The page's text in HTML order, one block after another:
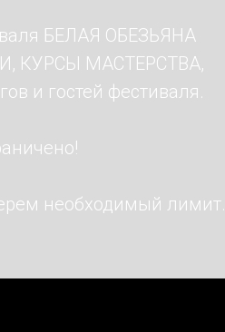
БЕЛАЯ ОБЕЗЬЯНА
КУРСЫ МАСТЕРСТВА,
и гостей фестиваля.
необходимый лимит.